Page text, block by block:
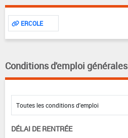
ERCOLE
Conditions d'emploi générales
DÉLAI DE RENTRÉE